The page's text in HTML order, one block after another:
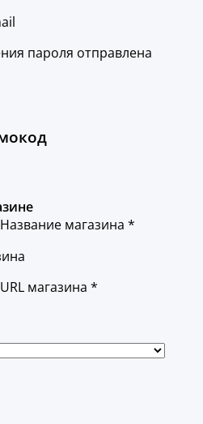
пароля отправлена
Название магазина *
URL магазина *